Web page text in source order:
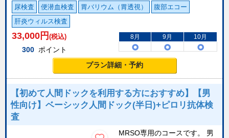
尿検査
便潜血検査 胃バリウム（胃透視）
腹部エコー
肝炎ウィルス検査
33,000 円 (税込)
300 ポイント
8月 9月 10月
プラン詳細・予約
【初めて人間ドックを利用する方におすすめ】【男
性向け】ベーシック人間ドック(半日)+ピロリ抗体検
査
MRSO専用のコースです。 男